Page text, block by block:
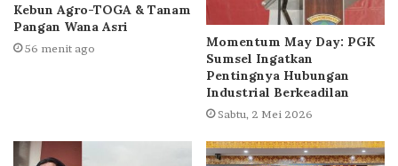
Kebun Agro-TOGA & Tanam
Pangan Wana Asri
56 menit ago
Momentum May Day: PGK
Sumsel Ingatkan
Pentingnya Hubungan
Industrial Berkeadilan
Sabtu, 2 Mei 2026